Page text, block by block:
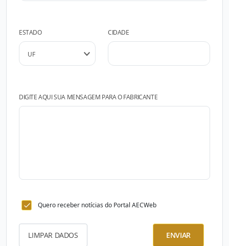
ESTADO CIDADE
DIGITE AQUI SUA MENSAGEM PARA O FABRICANTE
Quero receber notícias do Portal AECWeb
LIMPAR DADOS ENVIAR